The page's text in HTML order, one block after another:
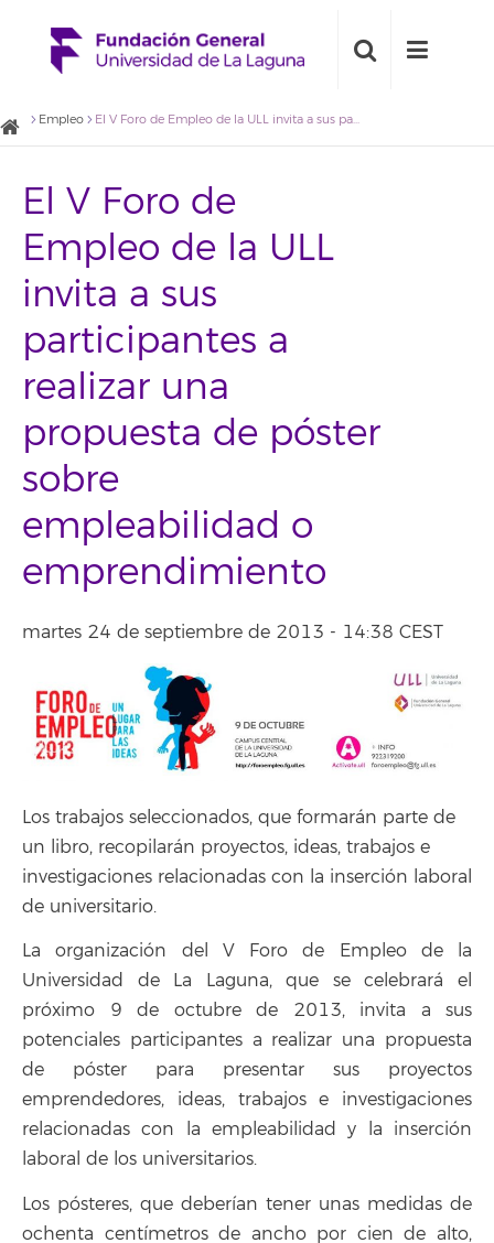
Empleo El V Foro de Empleo de la ULL invita a sus participantes a realizar una propuesta de póster sobre empleabilidad o emprendimiento
El V Foro de
Empleo de la ULL
invita a sus
participantes a
realizar una
propuesta de póster
sobre
empleabilidad o
emprendimiento
martes 24 de septiembre de 2013 - 14:38 CEST
Los trabajos seleccionados, que formarán parte de
un libro, recopilarán proyectos, ideas, trabajos e
investigaciones relacionadas con la inserción laboral
de universitario.
La organización del V Foro de Empleo de la
Universidad de La Laguna, que se celebrará el
próximo 9 de octubre de 2013, invita a sus
potenciales participantes a realizar una propuesta
de póster para presentar sus proyectos
emprendedores, ideas, trabajos e investigaciones
relacionadas con la empleabilidad y la inserción
laboral de los universitarios.
Los pósteres, que deberían tener unas medidas de
ochenta centímetros de ancho por cien de alto,